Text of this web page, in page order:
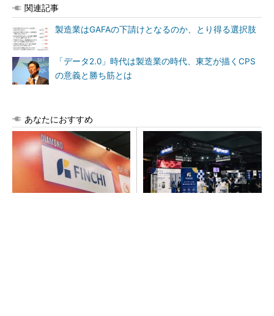
関連記事
製造業はGAFAの下請けとなるのか、とり得る選択肢
「データ2.0」時代は製造業の時代、東芝が描くCPS
の意義と勝ち筋とは
あなたにおすすめ